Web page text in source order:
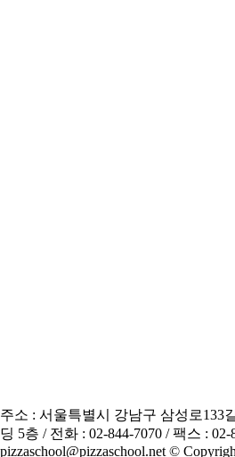
주소 : 서울특별시 강남구 삼성로133
딩 5층 / 전화 : 02-844-7070 / 팩스 :
pizzaschool@pizzaschool.net ©